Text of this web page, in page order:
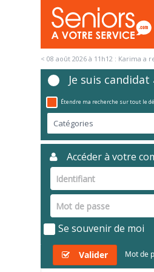
< 08 août 2026 à 10h07 : Christine
Je suis candidat
Étendre ma recherche sur tout le
Accéder à votre
Se souvenir de moi
Valider Mot de